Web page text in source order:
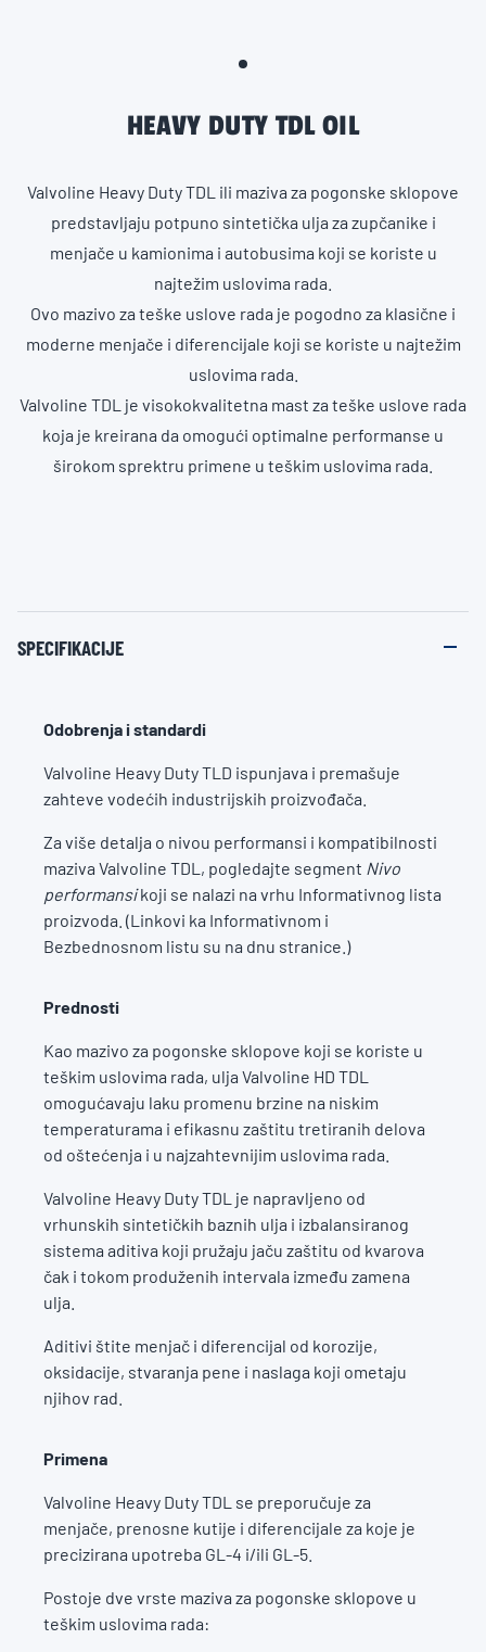
HEAVY DUTY TDL OIL
Valvoline Heavy Duty TDL ili maziva za pogonske sklopove
predstavljaju potpuno sintetička ulja za zupčanike i
menjače u kamionima i autobusima koji se koriste u
najtežim uslovima rada.
Ovo mazivo za teške uslove rada je pogodno za klasične i
moderne menjače i diferencijale koji se koriste u najtežim
uslovima rada.
Valvoline TDL je visokokvalitetna mast za teške uslove rada
koja je kreirana da omogući optimalne performanse u
širokom sprektru primene u teškim uslovima rada.
SPECIFIKACIJE
Odobrenja i standardi
Valvoline Heavy Duty TLD ispunjava i premašuje
zahteve vodećih industrijskih proizvođača.
Za više detalja o nivou performansi i kompatibilnosti
maziva Valvoline TDL, pogledajte segment Nivo
performansikoji se nalazi na vrhu Informativnog lista
proizvoda. (Linkovi ka Informativnom i
Bezbednosnom listu su na dnu stranice.)
Prednosti
Kao mazivo za pogonske sklopove koji se koriste u
teškim uslovima rada, ulja Valvoline HD TDL
omogućavaju laku promenu brzine na niskim
temperaturama i efikasnu zaštitu tretiranih delova
od oštećenja i u najzahtevnijim uslovima rada.
Valvoline Heavy Duty TDL je napravljeno od
vrhunskih sintetičkih baznih ulja i izbalansiranog
sistema aditiva koji pružaju jaču zaštitu od kvarova
čak i tokom produženih intervala između zamena
ulja.
Aditivi štite menjač i diferencijal od korozije,
oksidacije, stvaranja pene i naslaga koji ometaju
njihov rad.
Primena
Valvoline Heavy Duty TDL se preporučuje za
menjače, prenosne kutije i diferencijale za koje je
precizirana upotreba GL-4 i/ili GL-5.
Postoje dve vrste maziva za pogonske sklopove u
teškim uslovima rada: